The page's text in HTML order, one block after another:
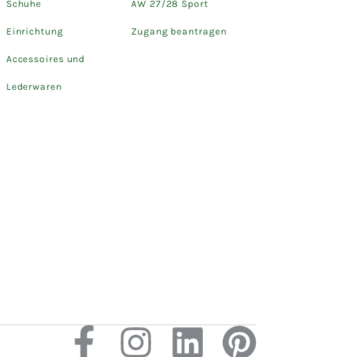
Schuhe
Einrichtung
Accessoires und
Lederwaren
AW 27/28 Sport
Zugang beantragen